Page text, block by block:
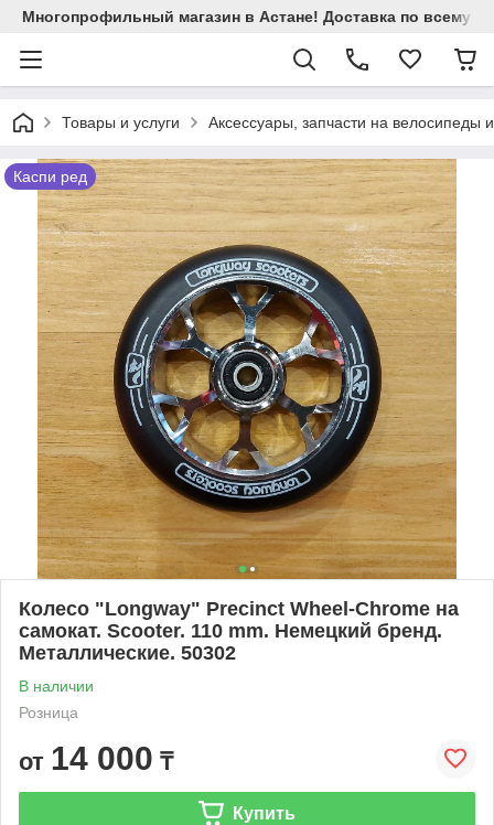
Многопрофильный магазин в Астане! Доставка по всему
Товары и услуги Аксессуары, запчасти на велосипеды
Каспи ред
Колесо "Longway" Precinct Wheel-Chrome на
самокат. Scooter. 110 mm. Немецкий бренд.
Металлические. 50302
В наличии
Розница
от 14 000 ₸
Купить